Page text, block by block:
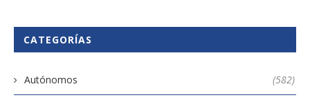
CATEGORÍAS
Autónomos (582)